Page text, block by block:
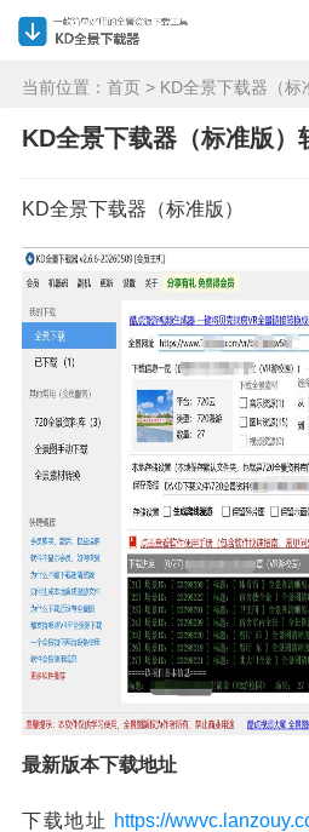
当前位置： 首页 > KD全景下载器（标
KD全景下载器（标准版）
KD全景下载器（标准版）
最新版本下载地址
下载地址 https://